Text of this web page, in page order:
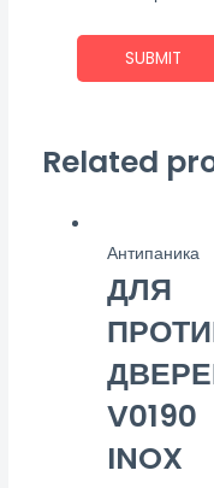
Related
Антипаника
ДЛЯ
V0190
INOX